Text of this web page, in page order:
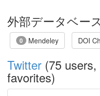
外部データベー
0 Mendeley DOI
Twitter (75
favorites)